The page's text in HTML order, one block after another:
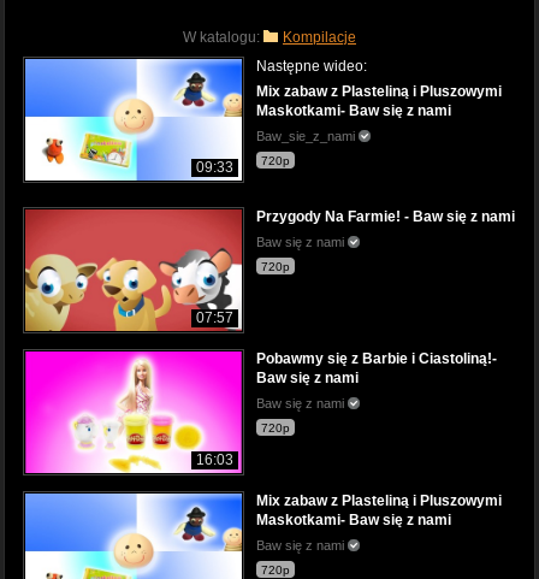
W katalogu: Kompilacje
09:33
Następne wideo:
Mix zabaw z Plasteliną i Pluszowymi
Maskotkami- Baw się z nami
Baw_sie_z_nami
720p
07:57
Przygody Na Farmie! - Baw się z nami
Baw się z nami
720p
16:03
Pobawmy się z Barbie i Ciastoliną!-
Baw się z nami
Baw się z nami
720p
Mix zabaw z Plasteliną i Pluszowymi
Maskotkami- Baw się z nami
Baw się z nami
720p